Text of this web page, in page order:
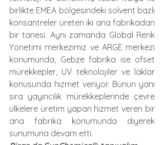
birlikte EMEA bölgesindeki solvent bazlı
konsantreler üreten iki ana fabrikadan
bir tanesi. Aynı zamanda Global Renk
Yönetimi merkezimiz ve ARGE merkezi
konumunda, Gebze fabrika ise ofset
mürekkepler, UV teknolojiler ve laklar
konusunda hizmet veriyor. Bunun yanı
sıra yayıncılık mürekkeplerinde çevre
ülkelere üretim yapan hizmet veren bir
ana fabrika konumunda diyerek
sunumuna devam etti.